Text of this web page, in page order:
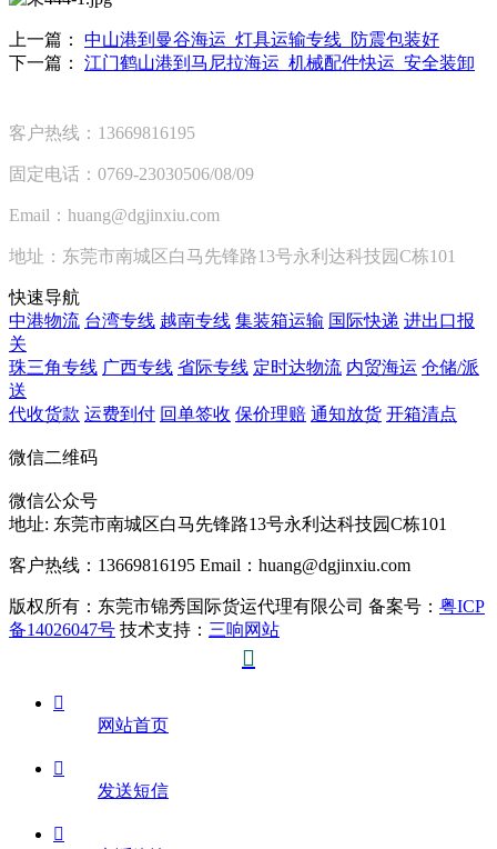
上一篇： 中山港到曼谷海运_灯具运输专线_防震包装好
下一篇： 江门鹤山港到马尼拉海运_机械配件快运_安全装卸
客户热线：13669816195
固定电话：0769-23030506/08/09
Email：huang@dgjinxiu.com
地址：东莞市南城区白马先锋路13号永利达科技园C栋101
快速导航
中港物流 台湾专线 越南专线 集装箱运输 国际快递 进出口报
关
珠三角专线 广西专线 省际专线 定时达物流 内贸海运 仓储/派
送
代收货款 运费到付 回单签收 保价理赔 通知放货 开箱清点
微信二维码
微信公众号
地址: 东莞市南城区白马先锋路13号永利达科技园C栋101
客户热线：13669816195 Email：huang@dgjinxiu.com
版权所有：东莞市锦秀国际货运代理有限公司 备案号： 粤ICP
备14026047号 技术支持： 三响网站


网站首页

发送短信
